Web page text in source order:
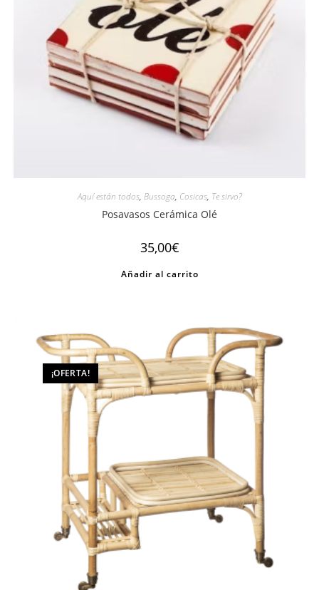
Aquí están todos, Bussoga, Cosicas, Te sirvo?
Posavasos Cerámica Olé
35,00€
Añadir al carrito
¡OFERTA!